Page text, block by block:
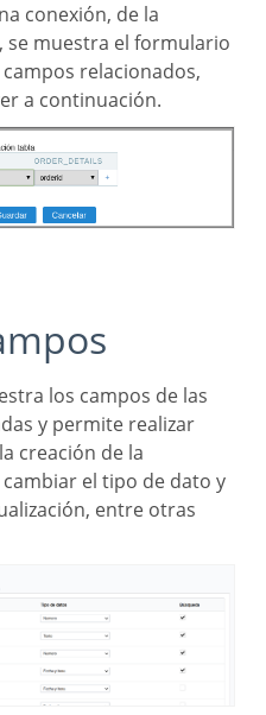
se muestra el formulario
relacionados,
a continuación.
y permite realizar
creación de la
el tipo de dato y
entre otras